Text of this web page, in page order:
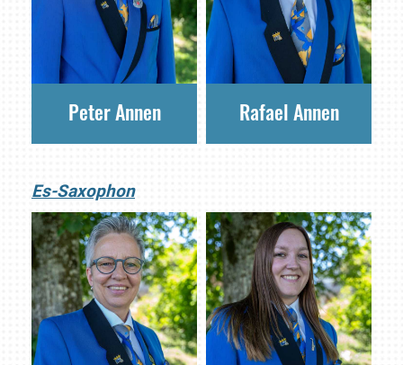
Peter Annen Rafael Annen
Es-Saxophon